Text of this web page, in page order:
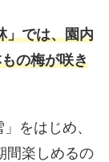
」では、園内
の梅が咲き
をはじめ、
間楽しめるの